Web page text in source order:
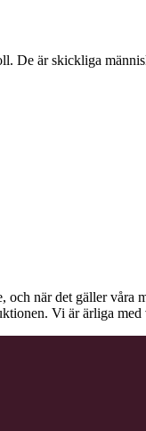
är skickliga
när det gäller våra
Vi är ärliga